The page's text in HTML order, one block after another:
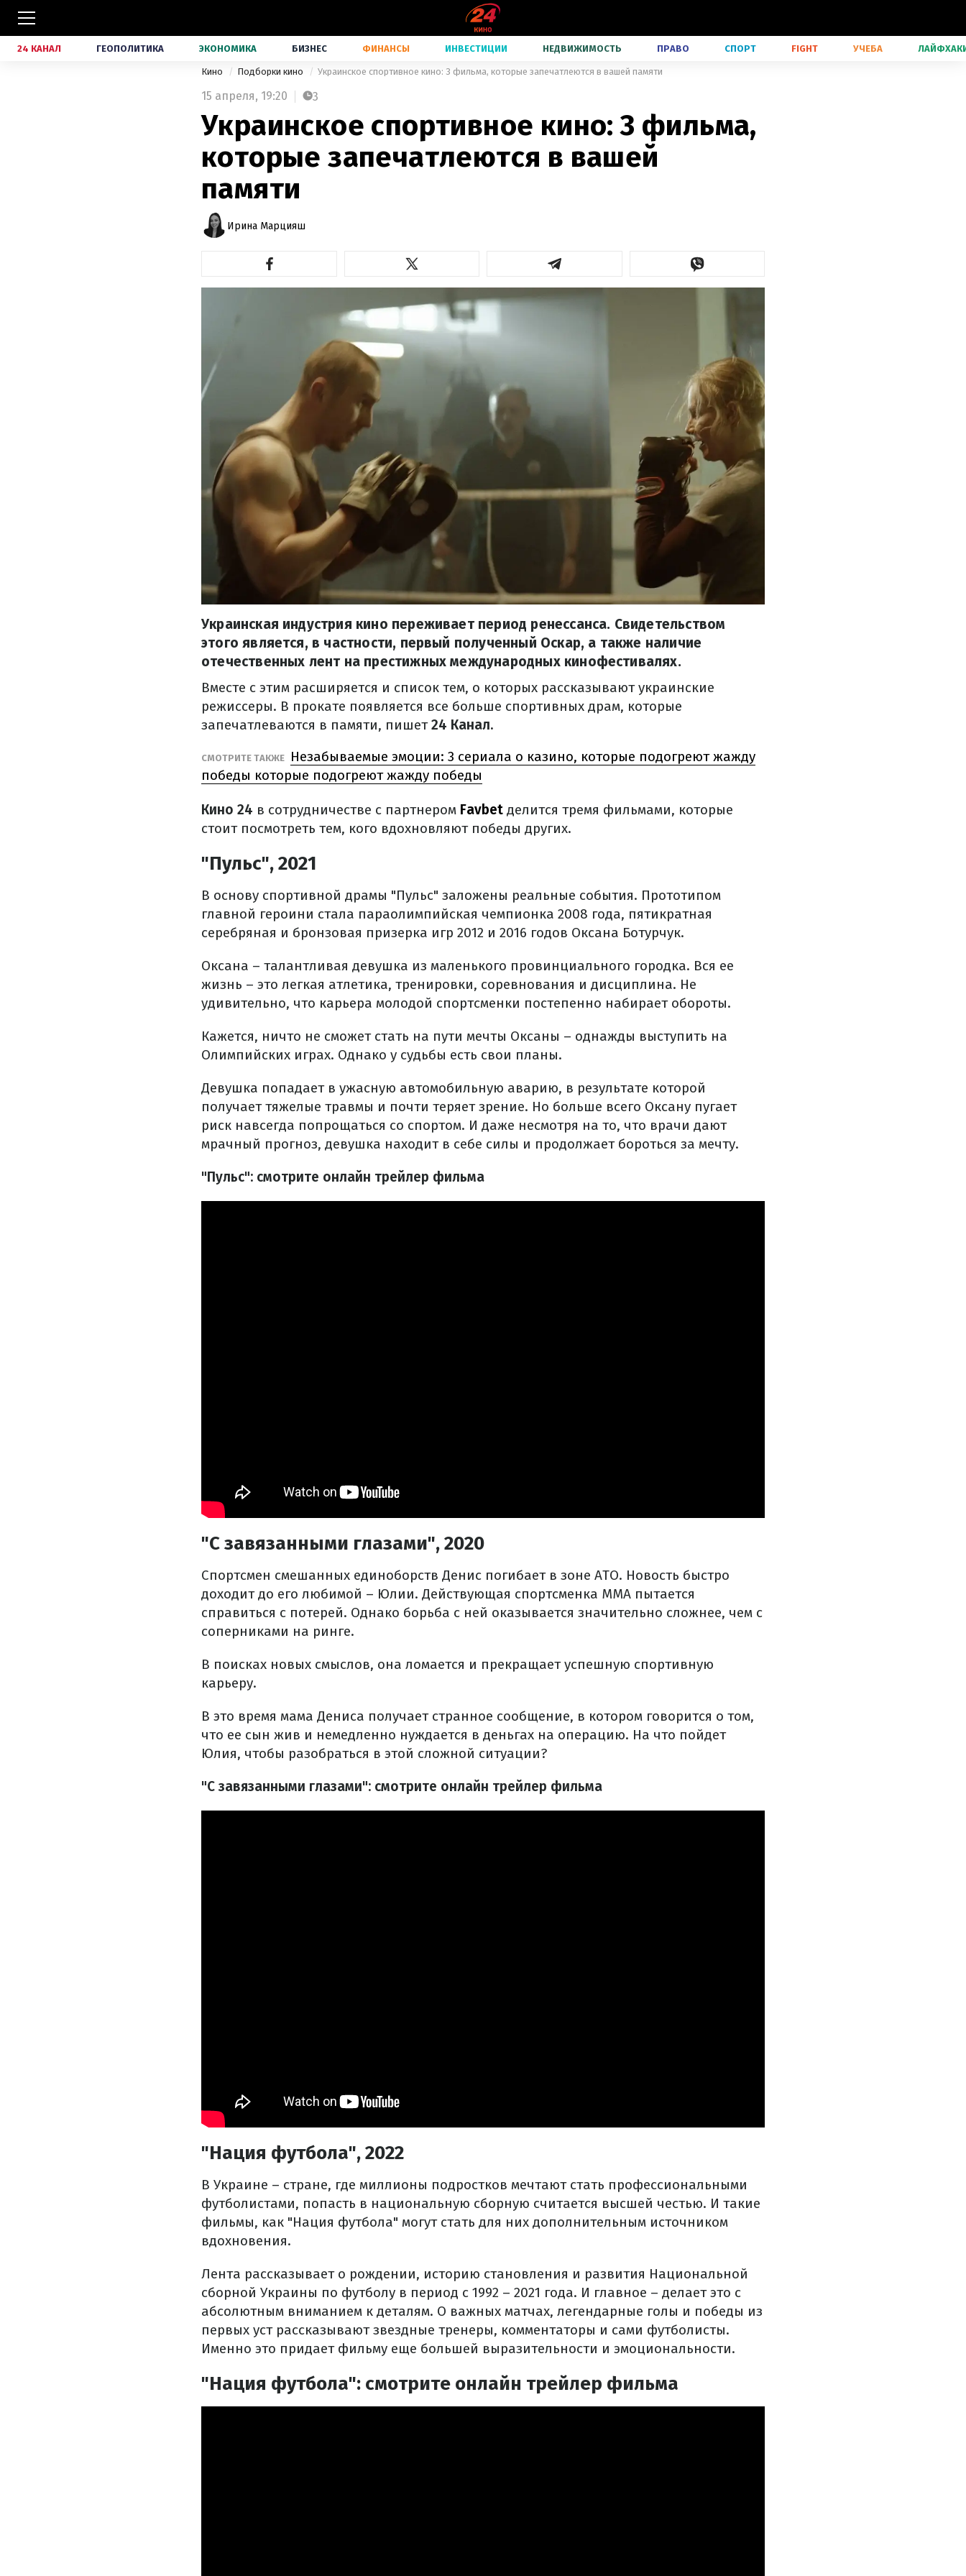
24 КАНАЛ ГЕОПОЛИТИКА ЭКОНОМИКА БИЗНЕС ФИНАНСЫ ИНВЕСТИЦИИ НЕДВИЖИМОСТЬ ПРАВО СПОРТ FIGHT УЧЕБА
Кино Подборки кино Украинское спортивное кино: 3 фильма, которые запечатлеются в вашей памяти
15 апреля, 19:20 3
Украинское спортивное кино: 3 фильма,
которые запечатлеются в вашей
памяти
Ирина Марцияш
Украинская индустрия кино переживает период ренессанса. Свидетельством
этого является, в частности, первый полученный Оскар, а также наличие
отечественных лент на престижных международных кинофестивалях.
Вместе с этим расширяется и список тем, о которых рассказывают украинские
режиссеры. В прокате появляется все больше спортивных драм, которые
запечатлеваются в памяти, пишет24 Канал.
СМОТРИТЕ ТАКЖЕ
Незабываемые эмоции: 3 сериала о казино, которые подогреют жажду
победы которые подогреют жажду победы
Кино 24 в сотрудничестве с партнером Favbet делится тремя фильмами, которые
стоит посмотреть тем, кого вдохновляют победы других.
"Пульс", 2021
В основу спортивной драмы "Пульс" заложены реальные события. Прототипом
главной героини стала параолимпийская чемпионка 2008 года, пятикратная
серебряная и бронзовая призерка игр 2012 и 2016 годов Оксана Ботурчук.
Оксана – талантливая девушка из маленького провинциального городка. Вся ее
жизнь – это легкая атлетика, тренировки, соревнования и дисциплина. Не
удивительно, что карьера молодой спортсменки постепенно набирает обороты.
Кажется, ничто не сможет стать на пути мечты Оксаны – однажды выступить на
Олимпийских играх. Однако у судьбы есть свои планы.
Девушка попадает в ужасную автомобильную аварию, в результате которой
получает тяжелые травмы и почти теряет зрение. Но больше всего Оксану пугает
риск навсегда попрощаться со спортом. И даже несмотря на то, что врачи дают
мрачный прогноз, девушка находит в себе силы и продолжает бороться за мечту.
"Пульс": смотрите онлайн трейлер фильма
"С завязанными глазами", 2020
Спортсмен смешанных единоборств Денис погибает в зоне АТО. Новость быстро
доходит до его любимой – Юлии. Действующая спортсменка ММА пытается
справиться с потерей. Однако борьба с ней оказывается значительно сложнее, чем с
соперниками на ринге.
В поисках новых смыслов, она ломается и прекращает успешную спортивную
карьеру.
В это время мама Дениса получает странное сообщение, в котором говорится о том,
что ее сын жив и немедленно нуждается в деньгах на операцию. На что пойдет
Юлия, чтобы разобраться в этой сложной ситуации?
"С завязанными глазами": смотрите онлайн трейлер фильма
"Нация футбола", 2022
В Украине – стране, где миллионы подростков мечтают стать профессиональными
футболистами, попасть в национальную сборную считается высшей честью. И такие
фильмы, как "Нация футбола" могут стать для них дополнительным источником
вдохновения.
Лента рассказывает о рождении, историю становления и развития Национальной
сборной Украины по футболу в период с 1992 – 2021 года. И главное – делает это с
абсолютным вниманием к деталям. О важных матчах, легендарные голы и победы из
первых уст рассказывают звездные тренеры, комментаторы и сами футболисты.
Именно это придает фильму еще большей выразительности и эмоциональности.
"Нация футбола": смотрите онлайн трейлер фильма